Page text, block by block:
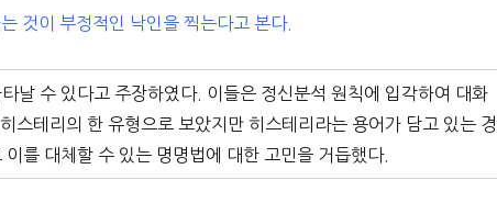
것이 부정적인 낙인을 찍는다고 본다.
날 수 있다고 주장하였다. 이들은 정신분석 원칙에 입각하여 대화
스테리의 한 유형으로 보았지만 히스테리라는 용어가 담고 있는 경
를 대체할 수 있는 명명법에 대한 고민을 거듭했다.